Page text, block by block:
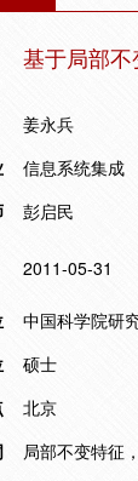
基于局部
姜永兵
信息系统集成
彭启民
2011-05-31
中国科学院研
硕士
北京
局部不变特征